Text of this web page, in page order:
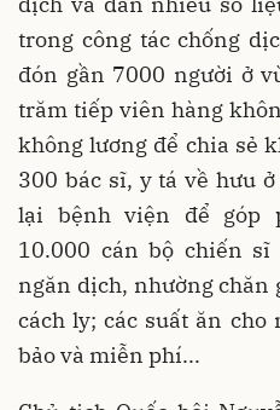
trong công tác chống
đón gần 7000 người ở
trăm tiếp viên hàng
không lương để chia sẻ
300 bác sĩ, y tá về hưu
lại bệnh viện để góp
10.000 cán bộ chiến
ngăn dịch, nhường chăn
cách ly; các suất ăn cho
bảo và miễn phí...